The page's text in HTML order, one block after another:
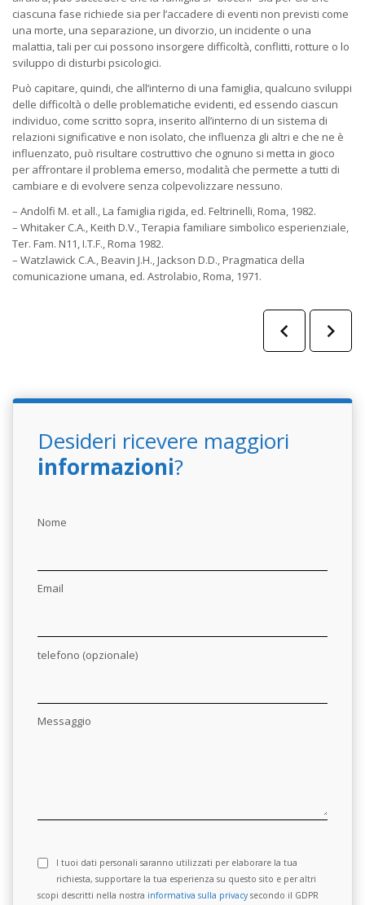
ciascuna fase richiede sia per l’accadere di eventi non previsti come
una morte, una separazione, un divorzio, un incidente o una
malattia, tali per cui possono insorgere difficoltà, conflitti, rotture o lo
sviluppo di disturbi psicologici.
Può capitare, quindi, che all’interno di una famiglia, qualcuno sviluppi
delle difficoltà o delle problematiche evidenti, ed essendo ciascun
individuo, come scritto sopra, inserito all’interno di un sistema di
relazioni significative e non isolato, che influenza gli altri e che ne è
influenzato, può risultare costruttivo che ognuno si metta in gioco
per affrontare il problema emerso, modalità che permette a tutti di
cambiare e di evolvere senza colpevolizzare nessuno.
– Andolfi M. et all., La famiglia rigida, ed. Feltrinelli, Roma, 1982.
– Whitaker C.A., Keith D.V., Terapia familiare simbolico esperienziale,
Ter. Fam. N11, I.T.F., Roma 1982.
– Watzlawick C.A., Beavin J.H., Jackson D.D., Pragmatica della
comunicazione umana, ed. Astrolabio, Roma, 1971.
Desideri ricevere maggiori
informazioni?
Nome
Email
telefono (opzionale)
Messaggio
I tuoi dati personali saranno utilizzati per elaborare la tua
richiesta, supportare la tua esperienza su questo sito e per altri
scopi descritti nella nostra informativa sulla privacy secondo il GDPR